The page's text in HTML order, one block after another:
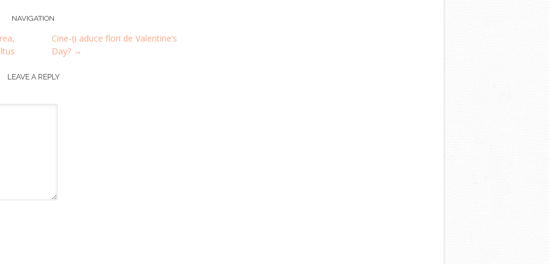
NAVIGATION
Cine-ți aduce flori de Valentine’s
Day? →
LEAVE A REPLY